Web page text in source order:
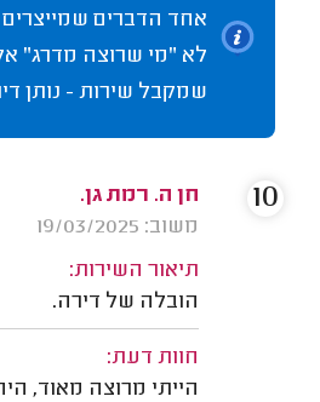
אחד הדברים
לא "מי שרוצה מדרג"
שמקבל שירות - נותן
חן ה. רמת גן.
משוב: 19/03/2025
תיאור השירות:
הובלה של דירה.
חוות דעת:
הייתי מרוצה מאוד,
10